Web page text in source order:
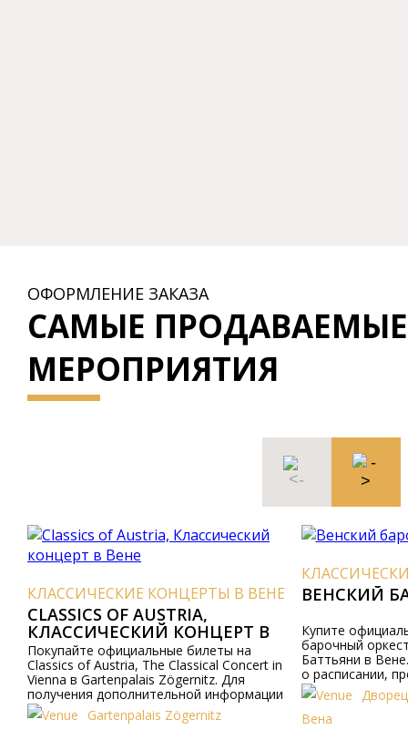
ОФОРМЛЕНИЕ ЗАКАЗА
САМЫЕ ПРОДАВАЕМЫЕ
МЕРОПРИЯТИЯ
КЛАССИЧЕСКИЕ КОНЦЕРТЫ В ВЕНЕ
CLASSICS OF AUSTRIA,
КЛАССИЧЕСКИЙ КОНЦЕРТ В
ВЕНЕ
Покупайте официальные билеты на
Classics of Austria, The Classical Concert in
Vienna в Gartenpalais Zögernitz. Для
получения дополнительной информации
посетите наш сайт.
Gartenpalais Zögernitz
ВЕНСКИЙ
Купите
барочный
Баттьяни в Вене.
о расписании,
по телефону.Дворец
Вена